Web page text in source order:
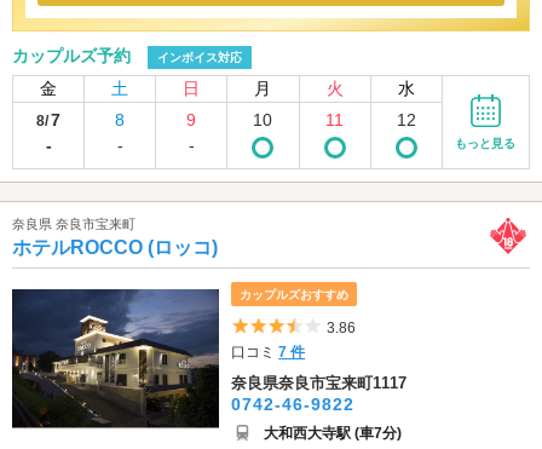
カップルズ予約 インボイス対応
金 土 日 月 火 水
8/7
-
8
-
9
-
10 11 12
もっと見る
奈良県 奈良市宝来町
ホテルROCCO (ロッコ)
カップルズおすすめ
5つ星のうち3.5
3.86
口コミ7 件
奈良県奈良市宝来町1117
0742-46-9822
大和西大寺駅 (車7分)